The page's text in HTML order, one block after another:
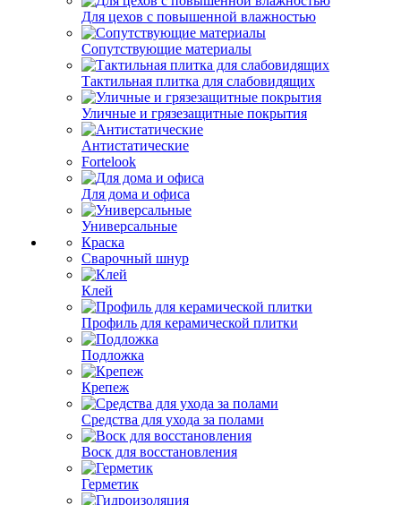
Для цехов с повышенной влажностью
Сопутствующие материалы
Тактильная плитка для слабовидящих
Уличные и грязезащитные покрытия
Антистатические
Fortelook
Для дома и офиса
Универсальные
Краска
Сварочный шнур
Клей
Профиль для керамической плитки
Подложка
Крепеж
Средства для ухода за полами
Воск для восстановления
Герметик